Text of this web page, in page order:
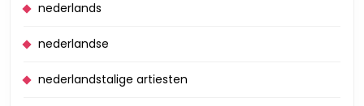
nederlands
nederlandse
nederlandstalige artiesten